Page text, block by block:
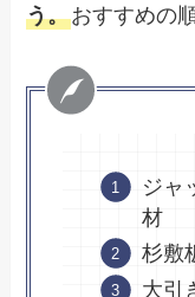
う。おすすめの
ジャ
材
杉敷
大引